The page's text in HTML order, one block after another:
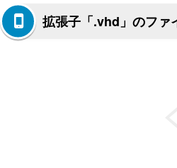
拡張子「.vhd」のファ